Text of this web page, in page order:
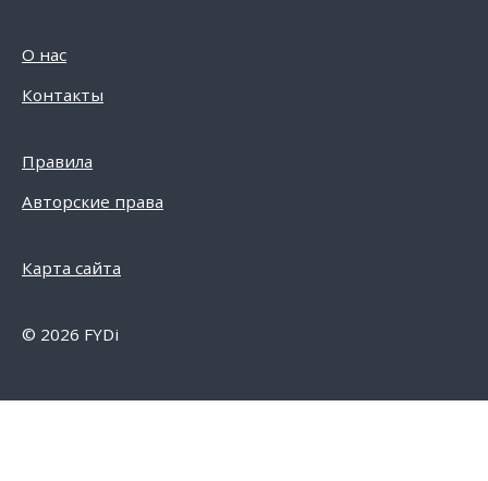
О нас
Контакты
Правила
Авторские права
Карта сайта
© 2026 FYDi